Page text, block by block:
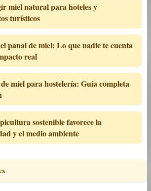
miel natural para hoteles y
turísticos
panal de miel: Lo que nadie te cuenta
real
miel para hostelería: Guía completa
sostenible favorece la
y el medio ambiente